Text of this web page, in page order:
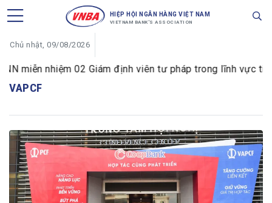
HIỆP HỘI NGÂN HÀNG VIỆT NAM
VIETNAM BANK'S ASSOCIATION
Chủ nhật, 09/08/2026
miễn nhiệm 02 Giám định viên tư pháp trong lĩnh vực tiền
VAPCF